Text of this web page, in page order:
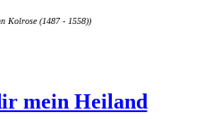
Kolrose (1487 - 1558))
mein Heiland